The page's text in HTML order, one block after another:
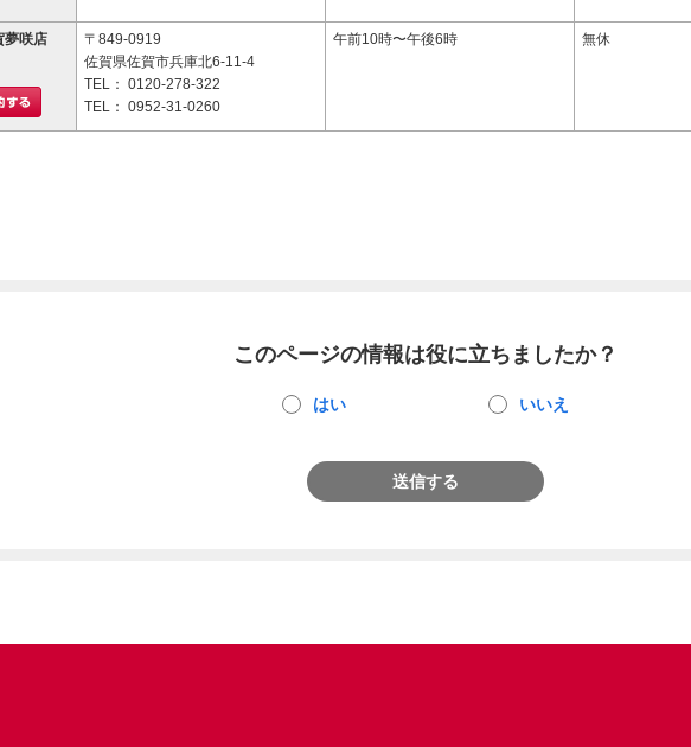
夢咲店
〒849-0919
佐賀県佐賀市兵庫北6-11-4
TEL： 0120-278-322
TEL： 0952-31-0260
午前10時〜午後6時 無休
このページの情報は役に立ちましたか？
はい いいえ
送信する